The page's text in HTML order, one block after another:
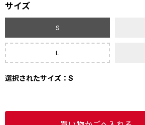
サイズ
S
L
選択されたサイズ：S